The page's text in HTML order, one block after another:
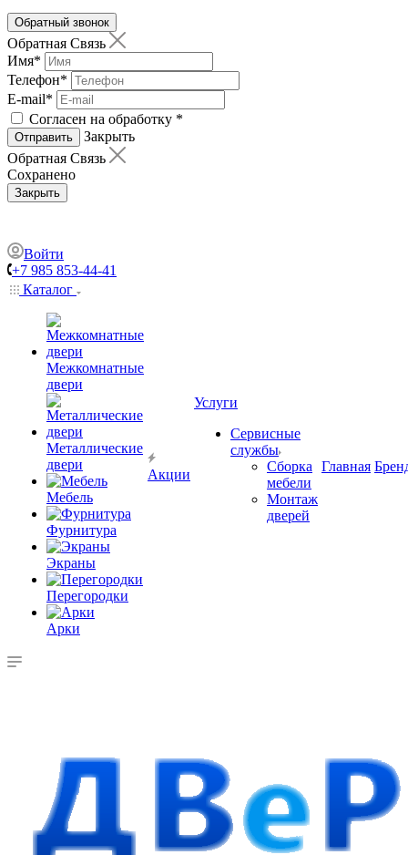
Обратный звонок
Обратная Связь
Имя*
Телефон*
E-mail*
Согласен на обработку *
Отправить
Закрыть
Обратная Связь
Сохранено
Закрыть
Войти
+7 985 853-44-41
Каталог
Межкомнатные
двери
Металлические
двери
Мебель
Фурнитура
Экраны
Перегородки
Арки
Акции
Услуги
Сервисные
службы
Сборка
мебели
Монтаж
дверей
Главная